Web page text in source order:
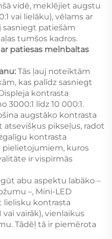
vidē, meklējiet augstu
vai lielāku), vēlams ar
sasniegt patiešām
tumšos kadros.
patiesas melnbaltas
Tās ļauj noteiktām
kas palīdz sasniegt
kontrasta
3000:1 līdz 10 000:1.
augstāko kontrasta
pikseļus, radot
kontrasta
pielietojumiem, kuros
ir vispirmās
abu aspektu labāko –
–, Mini-LED
lielisku kontrasta
vairāk), vienlaikus
Tādēļ tā ir piemērota